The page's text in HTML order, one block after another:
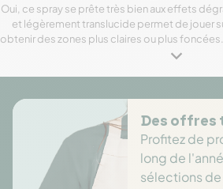
Oui, ce spray se prête très bien aux effets
et légèrement translucide permet de jouer
obtenir des zones plus claires ou plus foncées.
distance, on obtient un caramel pastel ; en
Des offres
Profitez de
long de
sélections